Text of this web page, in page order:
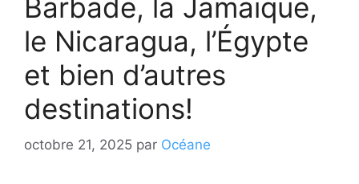
Barbade, la Jamaïque,
le Nicaragua, l’Égypte
et bien d’autres
destinations!
octobre 21, 2025 par Océane